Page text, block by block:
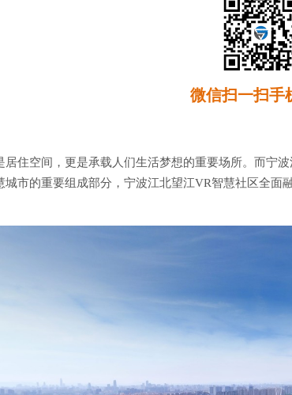
微信扫一扫手
住空间，更是承载人们生活梦想的重要场所。而宁
市的重要组成部分，宁波江北望江VR智慧社区全